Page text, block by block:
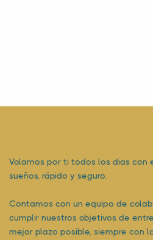
Volamos por ti todos los dias con
sueños, rápido y seguro.
Contamos con un equipo de
cumplir nuestros objetivos de
mejor plazo posible, siempre con